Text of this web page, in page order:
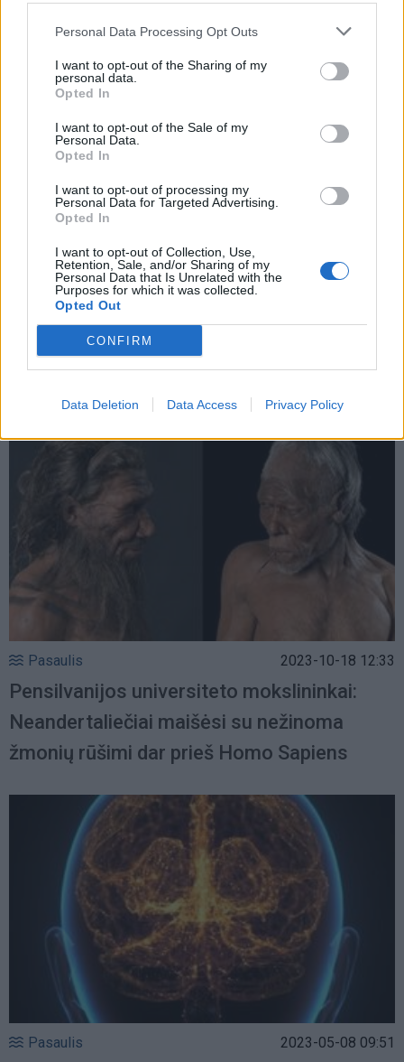
Personal Data Processing Opt Outs
I want to opt-out of the Sharing of my
personal data.
Opted In
I want to opt-out of the Sale of my
Personal Data.
Opted In
I want to opt-out of processing my
Personal Data for Targeted Advertising.
Opted In
I want to opt-out of Collection, Use,
Retention, Sale, and/or Sharing of my
Personal Data that Is Unrelated with the
Purposes for which it was collected.
Opted Out
CONFIRM
Data Deletion Data Access Privacy Policy
Pasaulis 2023-11-19 12:09
Mokslininkai, praėjus 80 metų, nustatė
dingusio Antrojo pasaulinio karo lakūno
palaikų tapatybę(2)
Pasaulis 2023-10-18 12:33
Pensilvanijos universiteto mokslininkai:
Neandertaliečiai maišėsi su nežinoma
žmonių rūšimi dar prieš Homo Sapiens
Pasaulis 2023-05-08 09:51